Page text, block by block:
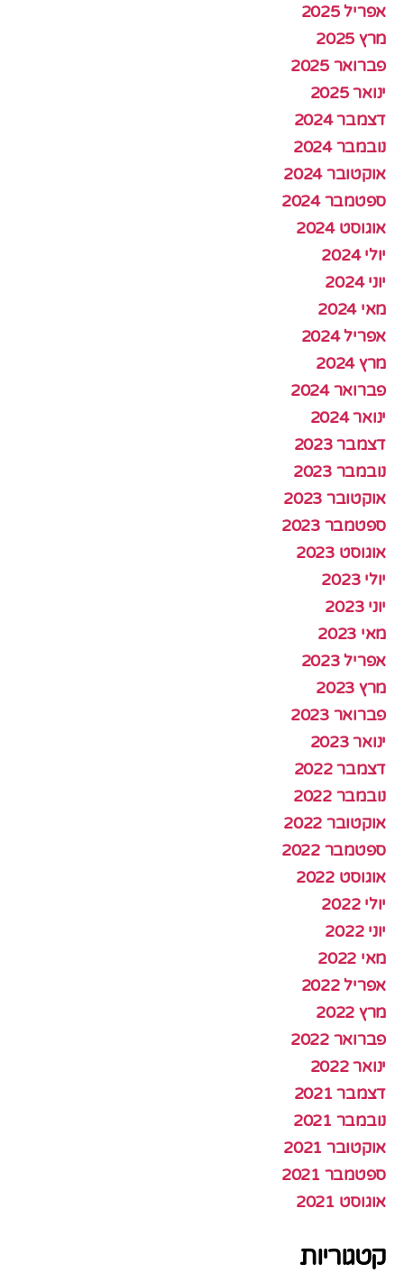
אפריל 2025
מרץ 2025
פברואר 2025
ינואר 2025
דצמבר 2024
נובמבר 2024
אוקטובר 2024
ספטמבר 2024
אוגוסט 2024
יולי 2024
יוני 2024
מאי 2024
אפריל 2024
מרץ 2024
פברואר 2024
ינואר 2024
דצמבר 2023
נובמבר 2023
אוקטובר 2023
ספטמבר 2023
אוגוסט 2023
יולי 2023
יוני 2023
מאי 2023
אפריל 2023
מרץ 2023
פברואר 2023
ינואר 2023
דצמבר 2022
נובמבר 2022
אוקטובר 2022
ספטמבר 2022
אוגוסט 2022
יולי 2022
יוני 2022
מאי 2022
אפריל 2022
מרץ 2022
פברואר 2022
ינואר 2022
דצמבר 2021
נובמבר 2021
אוקטובר 2021
ספטמבר 2021
אוגוסט 2021
קטגוריות